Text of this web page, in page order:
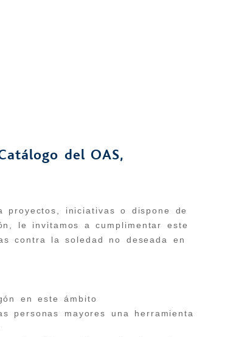
del OAS,
proyectos, iniciativas o dispone de
le invitamos a cumplimentar este
contra la soledad no deseada en
en este ámbito
personas mayores una herramienta